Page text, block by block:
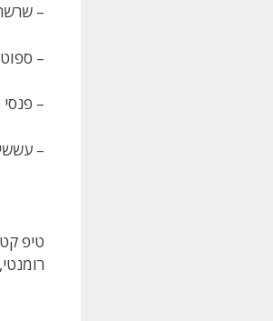
–
–
– פנסי LED נטענים שמזיזים לפי מצב הרוח: ערב חברים, ערב זוגי, או ערב “אני והצמח שלי”
–